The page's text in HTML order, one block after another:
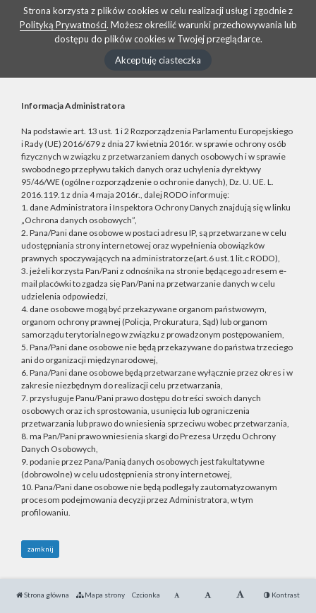
Strona korzysta z plików cookies w celu realizacji usług i zgodnie z
Polityką Prywatności. Możesz określić warunki przechowywania lub
dostępu do plików cookies w Twojej przeglądarce.
Akceptuję ciasteczka
Informacja Administratora
Na podstawie art. 13 ust. 1 i 2 Rozporządzenia Parlamentu Europejskiego
i Rady (UE) 2016/679 z dnia 27 kwietnia 2016r. w sprawie ochrony osób
fizycznych w związku z przetwarzaniem danych osobowych i w sprawie
swobodnego przepływu takich danych oraz uchylenia dyrektywy
95/46/WE (ogólne rozporządzenie o ochronie danych), Dz. U. UE. L.
2016.119.1 z dnia 4 maja 2016r., dalej RODO informuję:
1. dane Administratora i Inspektora Ochrony Danych znajdują się w linku
„Ochrona danych osobowych”,
2. Pana/Pani dane osobowe w postaci adresu IP, są przetwarzane w celu
udostępniania strony internetowej oraz wypełnienia obowiązków
prawnych spoczywających na administratorze(art.6 ust.1 lit.c RODO),
3. jeżeli korzysta Pan/Pani z odnośnika na stronie będącego adresem e-
mail placówki to zgadza się Pan/Pani na przetwarzanie danych w celu
udzielenia odpowiedzi,
4. dane osobowe mogą być przekazywane organom państwowym,
organom ochrony prawnej (Policja, Prokuratura, Sąd) lub organom
samorządu terytorialnego w związku z prowadzonym postępowaniem,
5. Pana/Pani dane osobowe nie będą przekazywane do państwa trzeciego
ani do organizacji międzynarodowej,
6. Pana/Pani dane osobowe będą przetwarzane wyłącznie przez okres i w
zakresie niezbędnym do realizacji celu przetwarzania,
7. przysługuje Panu/Pani prawo dostępu do treści swoich danych
osobowych oraz ich sprostowania, usunięcia lub ograniczenia
przetwarzania lub prawo do wniesienia sprzeciwu wobec przetwarzania,
8. ma Pan/Pani prawo wniesienia skargi do Prezesa Urzędu Ochrony
Danych Osobowych,
9. podanie przez Pana/Panią danych osobowych jest fakultatywne
(dobrowolne) w celu udostępnienia strony internetowej,
10. Pana/Pani dane osobowe nie będą podlegały zautomatyzowanym
procesom podejmowania decyzji przez Administratora, w tym
profilowaniu.
zamknij
Strona główna Mapa strony Czcionka Kontrast